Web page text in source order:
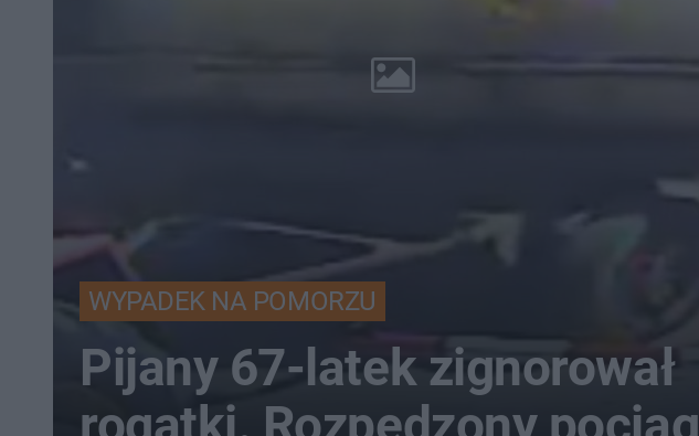
WYPADEK NA POMORZU
Pijany 67-latek zignorował